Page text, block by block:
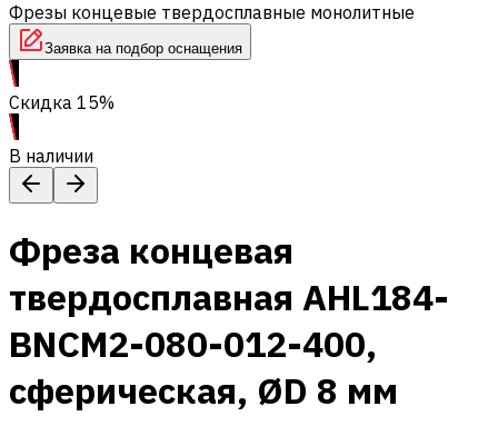
Фрезы концевые твердосплавные монолитные
Заявка на подбор оснащения
Скидка 15%
В наличии
Фреза концевая
твердосплавная AHL184-
BNCM2-080-012-400,
сферическая, ØD 8 мм